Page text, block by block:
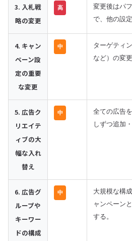
3. 入札戦
略の変更
高
変更後はパ
で、他の設
4. キャン
ペーン設
定の重要
な変更
中
ターゲティ
など）の変
5. 広告ク
リエイテ
ィブの大
幅な入れ
替え
中
全ての広告
しずつ追加
6. 広告グ
ループや
キーワー
ドの構成
中
大規模な構
ャンペーン
する。